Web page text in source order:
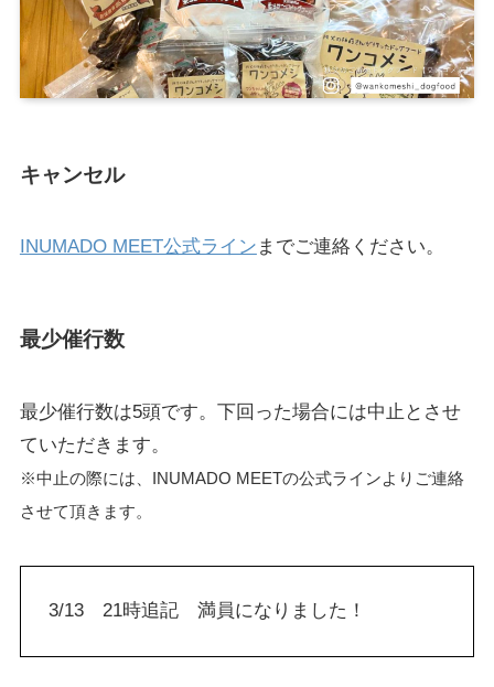
キャンセル
INUMADO MEET公式ライン までご連絡ください。
最少催行数
最少催行数は5頭です。下回った場合には中止とさせ
ていただきます。
※中止の際には、INUMADO MEETの公式ラインよりご連絡
させて頂きます。
3/13 21時追記 満員になりました！